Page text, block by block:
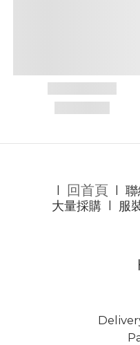
回首頁
大量採購
服